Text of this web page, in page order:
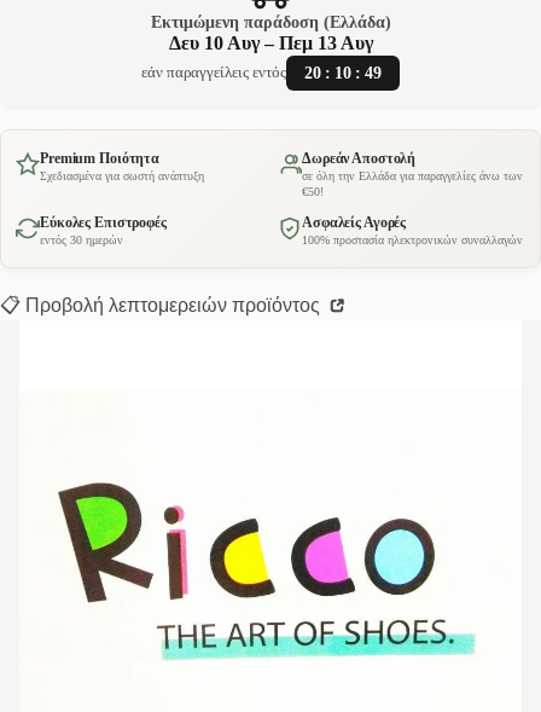
Εκτιμώμενη παράδοση (Ελλάδα)
Δευ 10 Αυγ – Πεμ 13 Αυγ
εάν παραγγείλεις εντός 20 : 10 : 48
Premium Ποιότητα
Σχεδιασμένα για σωστή ανάπτυξη
Δωρεάν Αποστολή
σε όλη την Ελλάδα για παραγγελίες άνω των
€50!
Εύκολες Επιστροφές
εντός 30 ημερών
Ασφαλείς Αγορές
100% προστασία ηλεκτρονικών συναλλαγών
📋 Προβολή λεπτομερειών προϊόντος